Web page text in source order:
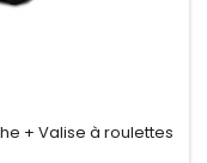
+ Valise à roulettes